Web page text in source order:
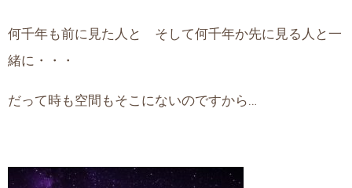
何千年も前に見た人と そして何千年か先に見る人と一
緒に・・・
だって時も空間もそこにないのですから…